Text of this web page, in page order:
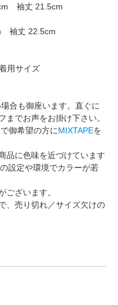
袖丈 21.5cm
袖丈 22.5cm
用サイズ
合も御座います。直ぐに
までお声をお掛け下さい。
御希望の方にMIXTAPEを
品に色味を近づけています
設定や環境でカラーが若
ございます。
、売り切れ／サイズ欠けの